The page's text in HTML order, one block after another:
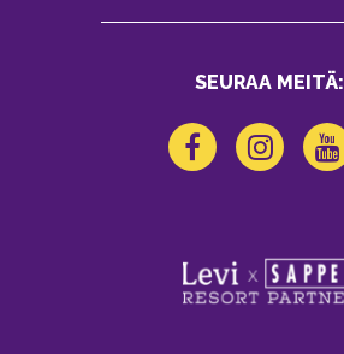
SEURAA MEITÄ: